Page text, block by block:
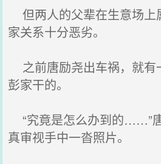
但两人的父辈在生意场上
家关系十分恶劣。
之前唐励尧出车祸，就有
彭家干的。
“究竟是怎么办到的……”
真审视手中一沓照片。